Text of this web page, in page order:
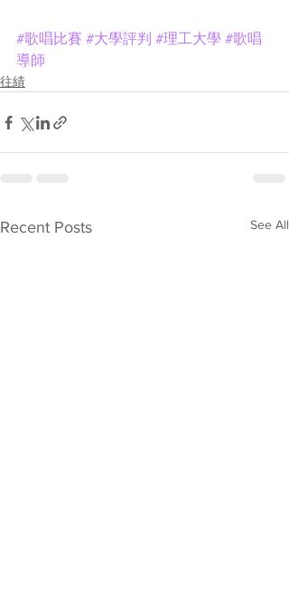
#歌唱比賽 #大學評判 #理工大學 #歌唱
導師
往績
Recent Posts See All